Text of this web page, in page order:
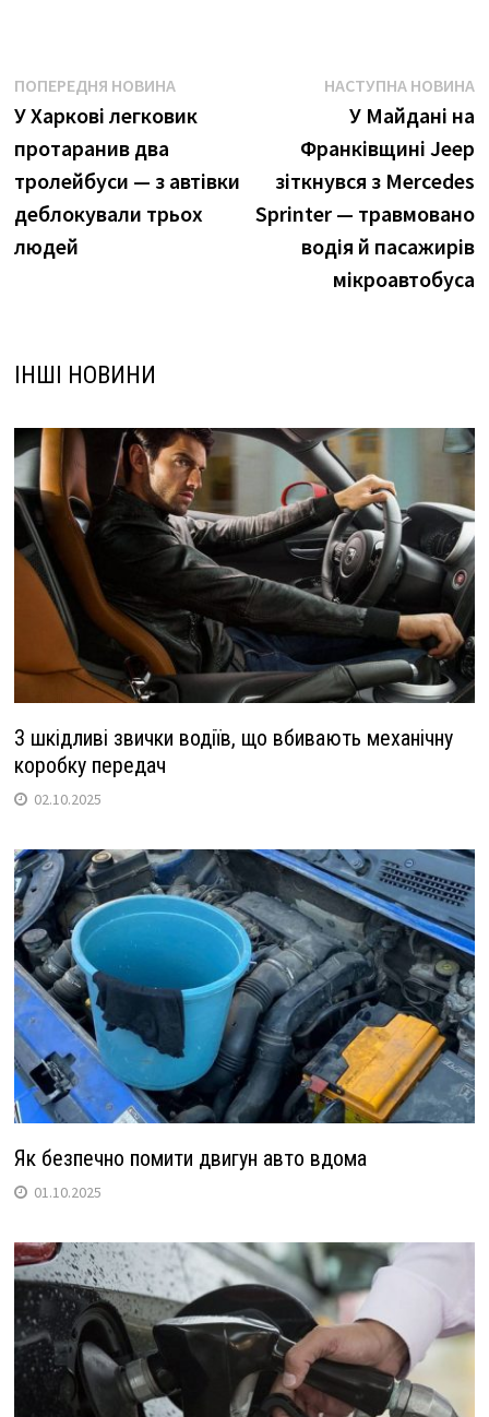
Навігація
записів
ПОПЕРЕДНЯ НОВИНАПопередня
новина:
У Харкові легковик
протаранив два
тролейбуси — з автівки
деблокували трьох
людей
НАСТУПНА НОВИНА
У Майдані на
Франківщині Jeep
зіткнувся з Mercedes
Sprinter — травмовано
водія й пасажирів
мікроавтобуса
ІНШІ НОВИНИ
3 шкідливі звички водіїв, що вбивають механічну
коробку передач
02.10.2025
Як безпечно помити двигун авто вдома
01.10.2025